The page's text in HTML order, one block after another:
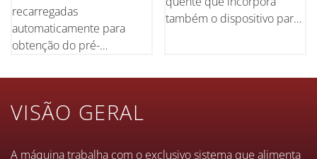
recarregadas
automaticamente para
obtenção do pré-
o início do processo de
de pré-estirar o filme em
também o dispositivo para
VISÃO GERAL
A máquina trabalha com o exclusivo sistema que alimenta